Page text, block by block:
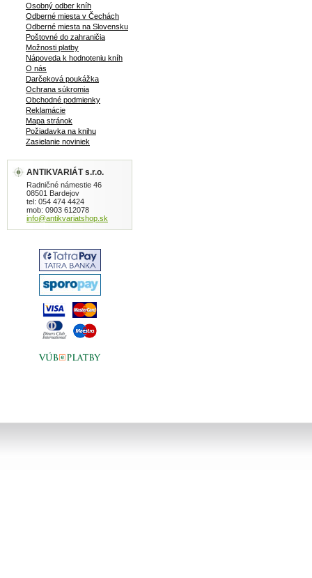
Osobný odber kníh
Odberné miesta v Čechách
Odberné miesta na Slovensku
Poštovné do zahraničia
Možnosti platby
Nápoveda k hodnoteniu kníh
O nás
Darčeková poukážka
Ochrana súkromia
Obchodné podmienky
Reklamácie
Mapa stránok
Požiadavka na knihu
Zasielanie noviniek
ANTIKVARIÁT s.r.o.
Radničné námestie 46
08501 Bardejov
tel: 054 474 4424
mob: 0903 612078
info@antikvariatshop.sk